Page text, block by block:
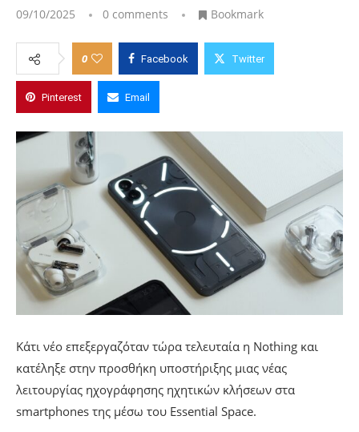
09/10/2025 0 comments Bookmark
0 Facebook Twitter
Pinterest Email
Κάτι νέο επεξεργαζόταν τώρα τελευταία η Nothing και
κατέληξε στην προσθήκη υποστήριξης μιας νέας
λειτουργίας ηχογράφησης ηχητικών κλήσεων στα
smartphones της μέσω του Essential Space.